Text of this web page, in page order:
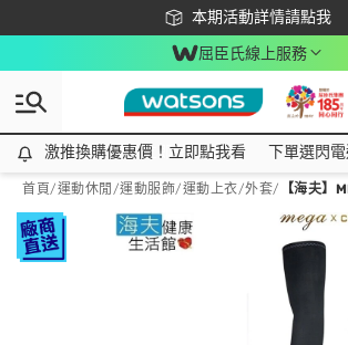
本期活動詳情請點我
下載app最高回饋$350
屈臣氏線上服務
激推換購優惠價！立即點我看
激推換購優惠價！立即點我看 下單選閃
首頁/運動休閒 /運動服飾/運動上衣/外套/ 【海夫】